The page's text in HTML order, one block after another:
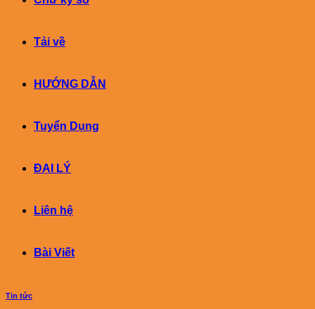
Tải về
HƯỚNG DẪN
Tuyển Dụng
ĐẠI LÝ
Liên hệ
Bài Viết
Tin tức